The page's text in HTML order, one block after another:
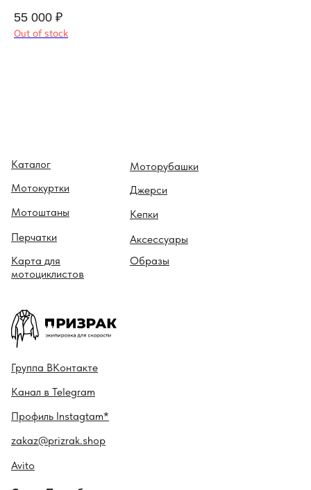
55 000 ₽
Out of stock
Каталог
Мотокуртки
Мотоштаны
Перчатки
Карта для
мотоциклистов
Моторубашки
Образы
Джерси
Кепки
Аксессуары
Канал в Telegram
Профиль Instagtam*
Гру ппа ВКонтакте
zakaz@prizrak.shop
Avito